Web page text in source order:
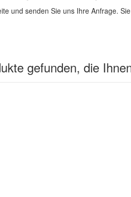
und senden Sie uns Ihre Anfrage.
gefunden, die